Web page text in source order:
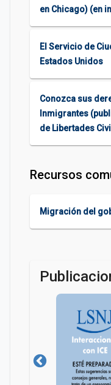
en Chicago) (en
El Servicio de
Estados Unidos
Conozca sus
Inmigrantes
de Libertades
Recursos
Migración del